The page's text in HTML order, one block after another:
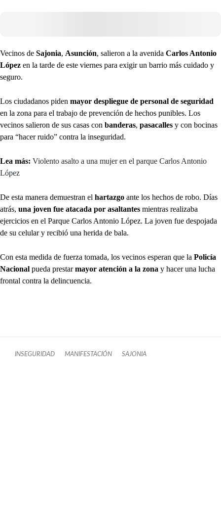
Vecinos de Sajonia, Asunción, salieron a la avenida Carlos Antonio
López en la tarde de este viernes para exigir un barrio más cuidado y
seguro.
Los ciudadanos piden mayor despliegue de personal de seguridad
en la zona para el trabajo de prevención de hechos punibles. Los
vecinos salieron de sus casas con banderas, pasacalles y con bocinas
para “hacer ruido” contra la inseguridad.
Lea más: Violento asalto a una mujer en el parque Carlos Antonio
López
De esta manera demuestran el hartazgo ante los hechos de robo. Días
atrás, una joven fue atacada por asaltantes mientras realizaba
ejercicios en el Parque Carlos Antonio López. La joven fue despojada
de su celular y recibió una herida de bala.
Con esta medida de fuerza tomada, los vecinos esperan que la Policía
Nacional pueda prestarmayor atención a la zona y hacer una lucha
frontal contra la delincuencia.
INSEGURIDAD MANIFESTACIÓN SAJONIA